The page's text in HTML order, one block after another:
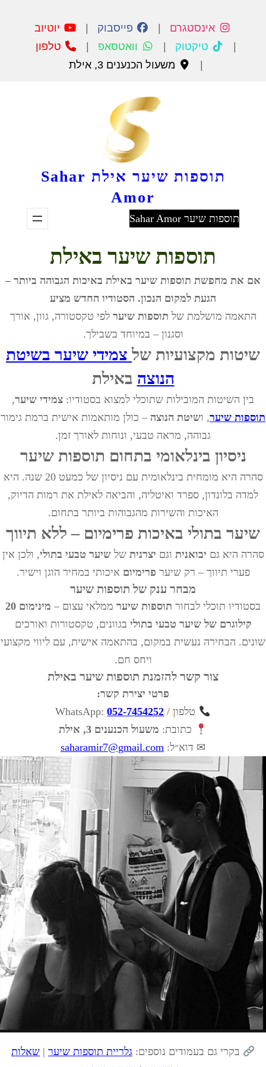
אינסטגרם פייסבוק
יוטיוב
טיקטוק וואטסאפ
טלפון
משעול הכנענים 3, אילת
תוספות שיער אילת Sahar
Amor
תוספות שיער Sahar Amor
תוספות שיער באילת
אם את מחפשת תוספות שיער באילת באיכות הגבוהה ביותר –
הגעת למקום הנכון. הסטודיו החדש מציע
התאמה מושלמת של תוספות שיער לפי טקסטורה, גוון, אורך
וסגנון – במיוחד בשבילך.
שיטות מקצועיות של צמידי שיער בשיטת
הנוצה באילת
בין השיטות המובילות שתוכלי למצוא בסטודיו: צמידי שיער,
תוספות שיער, ושיטת הנוצה – כולן מותאמות אישית ברמת גימור
גבוהה, מראה טבעי, ונוחות לאורך זמן.
ניסיון בינלאומי בתחום תוספות שיער
סהרה היא מומחית בינלאומית עם ניסיון של כמעט 20 שנה. היא
למדה בלונדון, ספרד ואיטליה, והביאה לאילת את רמות הדיוק,
האיכות והשירות מהגבוהות ביותר בתחום.
שיער בתולי באיכות פרימיום – ללא תיווך
סהרה היא גם יבואנית וגם יצרנית שלשיער טבעי בתולי, ולכן אין
פערי תיווך – רק שיער פרימיום איכותי במחיר הוגן וישיר.
מבחר ענק של תוספות שיער
בסטודיו תוכלי לבחור תוספות שיער ממלאי עצום –
מינימום 20
קילוגרם של שיער טבעי בתולי בגוונים, טקסטורות ואורכים
שונים. הבחירה נעשית במקום, בהתאמה אישית, עם ליווי מקצועי
ויחס חם.
צור קשר להזמנת תוספות שיער באילת
פרטי יצירת קשר:
טלפון / WhatsApp: 052-7454252
כתובת: משעול הכנענים 3, אילת
✉ דוא״ל: saharamir7@gmail.com
בקרי גם בעמודים נוספים:גלריית תוספות שיער |שאלות